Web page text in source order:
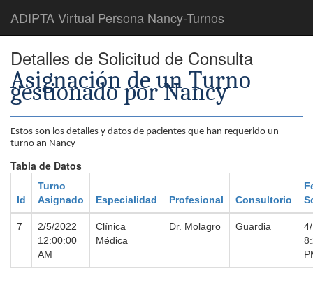
ADIPTA Virtual Persona Nancy-Turnos
Detalles de Solicitud de Consulta
Asignación de un Turno
gestionado por Nancy
Estos son los detalles y datos de pacientes que han requerido un
turno an Nancy
Tabla de Datos
Id
Turno
Asignado
Especialidad Profesional Consultorio
7
2/5/2022
12:00:00
AM
Clínica
Médica
Dr. Molagro Guardia